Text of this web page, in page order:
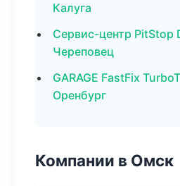
Калуга
Сервис-центр PitStop
Череповец
GARAGE FastFix
Оренбург
Компании в Омск